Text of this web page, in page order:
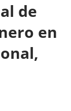
de
en